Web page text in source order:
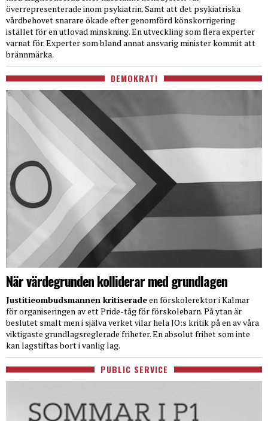
överrepresenterade inom psykiatrin. Samt att det psykiatriska
vårdbehovet snarare ökade efter genomförd könskorrigering
istället för en utlovad minskning. En utveckling som flera experter
varnat för. Experter som bland annat ansvarig minister kommit att
brännmärka.
DEMOKRATI
När värdegrunden kolliderar med grundlagen
Justitieombudsmannen kritiseradeen förskolerektor i Kalmar
för organiseringen av ett Pride-tåg för förskolebarn. På ytan är
beslutet smalt men i själva verket vilar hela JO:s kritik på en av våra
viktigaste grundlagsreglerade friheter. En absolut frihet som inte
kan lagstiftas bort i vanlig lag.
PUBLIC SERVICE